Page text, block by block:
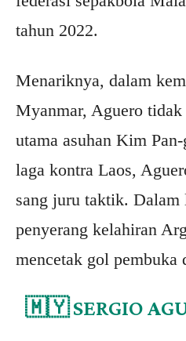
tahun 2022.
Menariknya, dalam
Myanmar, Aguero
utama asuhan Kim
laga kontra Laos,
sang juru taktik. Dalam
penyerang kelahiran
mencetak gol pembuka
🇲🇾 SERGIO